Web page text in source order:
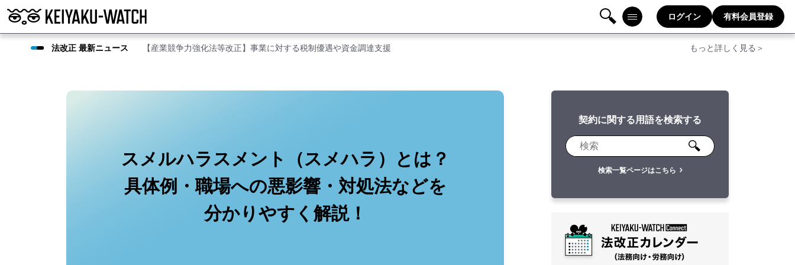
検
メニ
ログイン 有料会員登録
法改正 最新ニュース 【産業競争力強化法等改正】事業に対する税制優遇や資金調達支援 もっと詳しく見る＞
スメルハラスメント（スメハラ）とは？
具体例・職場への悪影響・対処法などを
分かりやすく解説！
契約に関する用語を検索する
検索一覧ページはこちら